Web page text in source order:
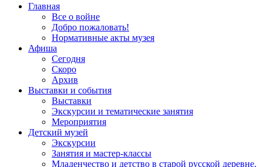
Главная
Все о войне
Добро пожаловать!
Нормативные акты музея
Афиша
Сегодня
Скоро
Архив
Выставки и события
Выставки
Экскурсии и тематические занятия
Мероприятия
Детский музей
Экскурсии
Занятия и мастер-классы
Младенчество и детство в старой русской деревне.